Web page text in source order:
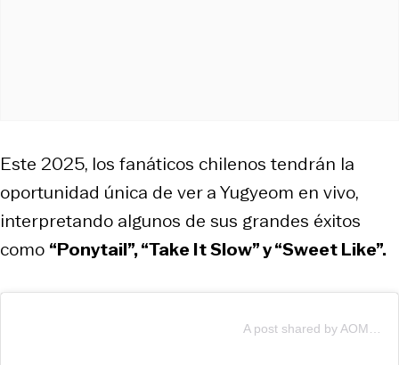
Este 2025, los fanáticos chilenos tendrán la
oportunidad única de ver a Yugyeom en vivo,
interpretando algunos de sus grandes éxitos
como “Ponytail”, “Take It Slow” y “Sweet Like”.